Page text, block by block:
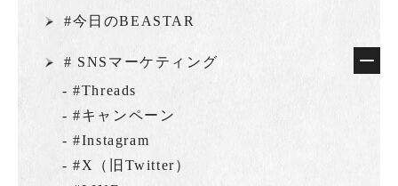
#今日のBEASTAR
# SNSマーケティング
- #Threads
- #キャンペーン
- #Instagram
- #X（旧Twitter）